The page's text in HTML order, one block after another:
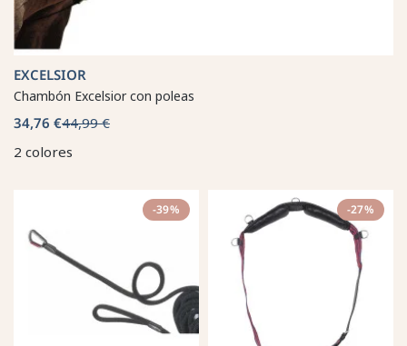
EXCELSIOR
Chambón Excelsior con poleas
34,76 €44,99 €
2 colores
-39% -27%